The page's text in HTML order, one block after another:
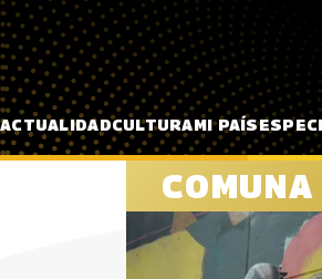
Pasar al contenido principal
ACTUALIDADCULTURAMI PAÍS